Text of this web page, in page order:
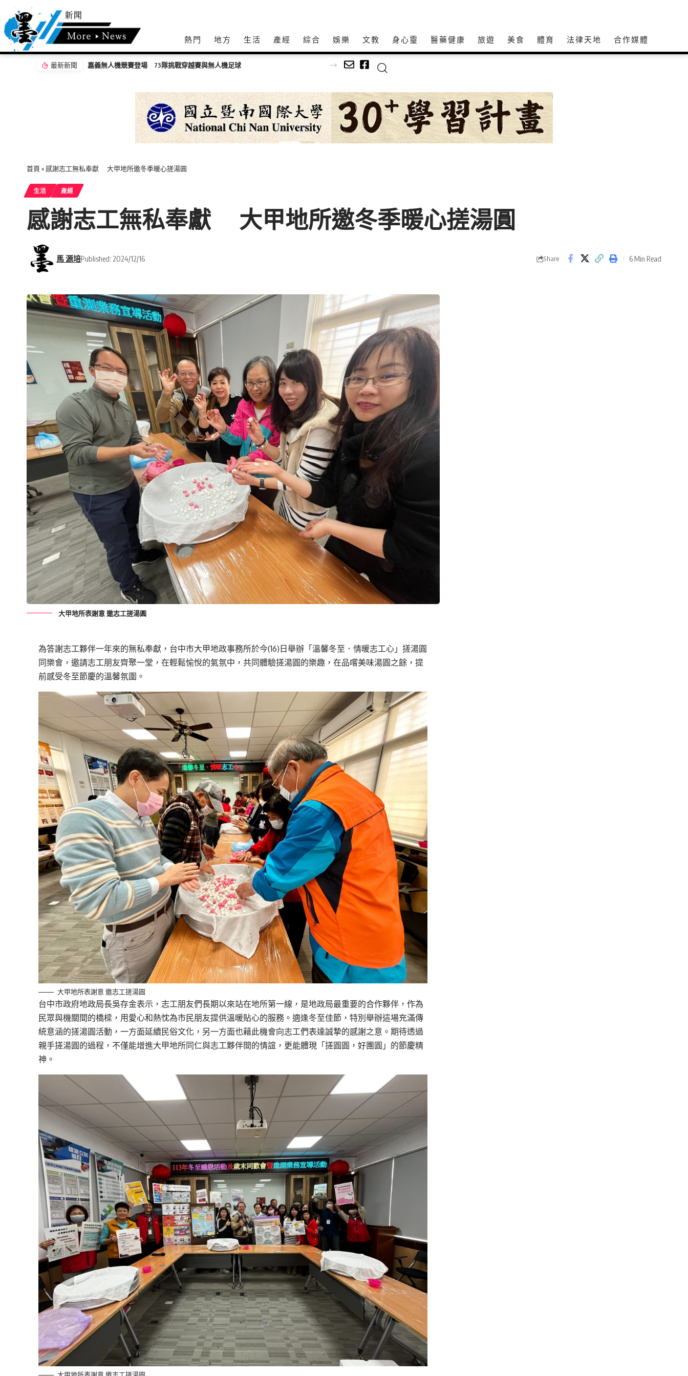
熱門 地方 生活 產經 綜合 娛樂 文教 身心𩆜 醫藥健康 旅遊 美食 體育 法律天地 合作媒體
最新新聞
首頁 » 感謝志工無私奉獻 大甲地所邀冬季暖心搓湯圓
生活 產經
感謝志工無私奉獻 大甲地所邀冬季暖心搓湯圓
馬 源培Published: 2024/12/16 Share 6 Min Read
大甲地所表謝意 邀志工搓湯圓
為答謝志工夥伴一年來的無私奉獻，台中市大甲地政事務所於今(16)日舉辦「溫馨冬至．情暖志工心」搓湯圓
同樂會，邀請志工朋友齊聚一堂，在輕鬆愉悅的氣氛中，共同體驗搓湯圓的樂趣，在品嚐美味湯圓之餘，提
前感受冬至節慶的溫馨氛圍。
大甲地所表謝意 邀志工搓湯圓
台中市政府地政局長吳存金表示，志工朋友們長期以來站在地所第一線，是地政局最重要的合作夥伴，作為
民眾與機關間的橋樑，用愛心和熱忱為市民朋友提供溫暖貼心的服務。適逢冬至佳節，特別舉辦這場充滿傳
統意涵的搓湯圓活動，一方面延續民俗文化，另一方面也藉此機會向志工們表達誠摯的感謝之意。期待透過
親手搓湯圓的過程，不僅能增進大甲地所同仁與志工夥伴間的情誼，更能體現「搓圓圓，好團圓」的節慶精
神。